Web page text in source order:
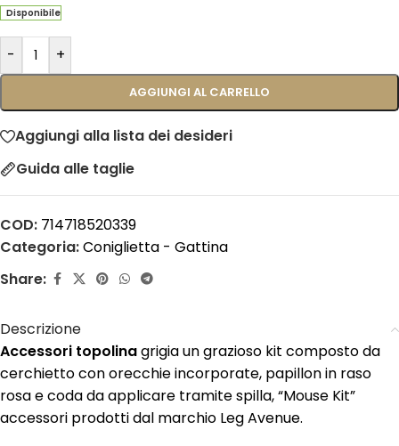
Disponibile
- +
AGGIUNGI AL CARRELLO
Aggiungi alla lista dei desideri
Guida alle taglie
COD: 714718520339
Categoria:Coniglietta - Gattina
Share:
Descrizione
Accessori topolinagrigia un grazioso kit composto da
cerchietto con orecchie incorporate, papillon in raso
rosa e coda da applicare tramite spilla, “Mouse Kit”
accessori prodotti dal marchio Leg Avenue.